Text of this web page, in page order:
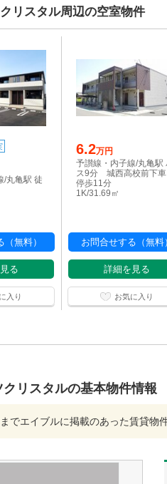
リスタル周辺の空室物件
/丸亀駅 徒
無料）
る
入り
6.2万円
予讃線・内子線/丸亀駅
ス9分 城西高校前下車
停歩11分
1K/31.69㎡
お問合せする（無料
詳細を見る
お気に入り
リスタルの基本物件情報
でエイブルに掲載のあった賃貸物